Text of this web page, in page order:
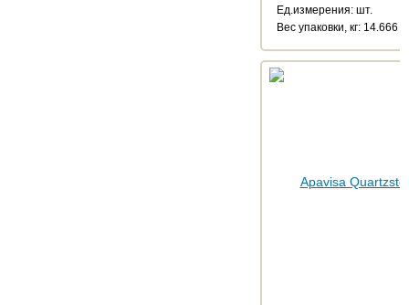
Ед.измерения: шт.
Веc упаковки, кг: 14.666